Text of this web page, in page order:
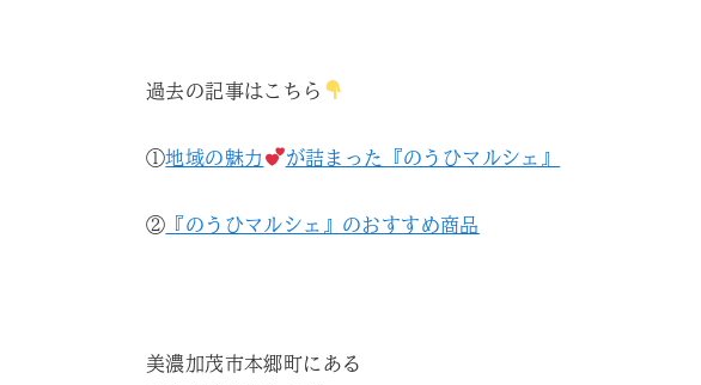
過去の記事はこちら
①地域の魅力 が詰まった『のうひマルシェ』
② 『のうひマルシェ』のおすすめ商品
美濃加茂市本郷町にある